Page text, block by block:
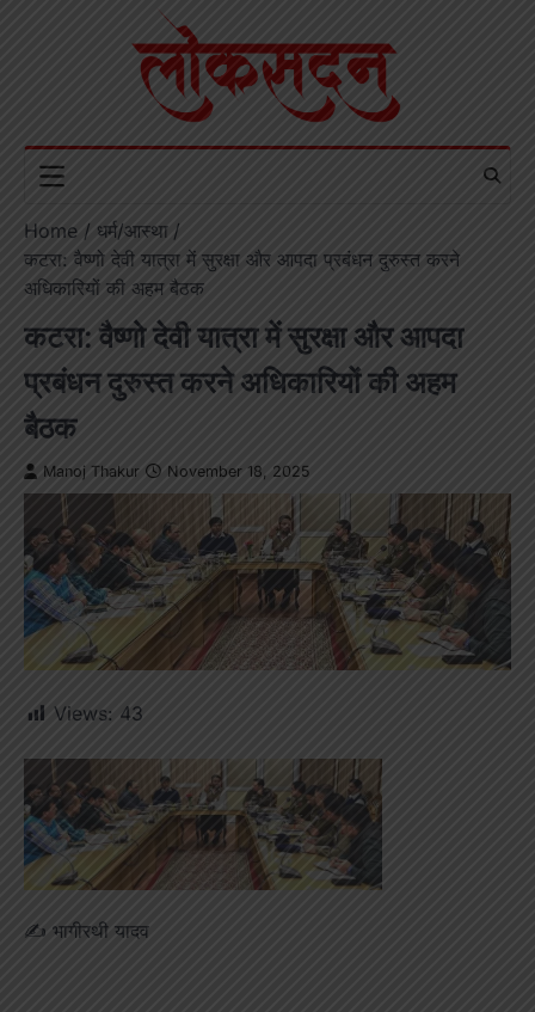
Home
धर्म/आस्था
कटरा: वैष्णो देवी यात्रा में सुरक्षा और आपदा प्रबंधन दुरुस्त करने
अधिकारियों की अहम बैठक
कटरा: वैष्णो देवी यात्रा में सुरक्षा और आपदा
प्रबंधन दुरुस्त करने अधिकारियों की अहम
बैठक
Manoj Thakur November 18, 2025
Views: 43
✍️ भागीरथी यादव